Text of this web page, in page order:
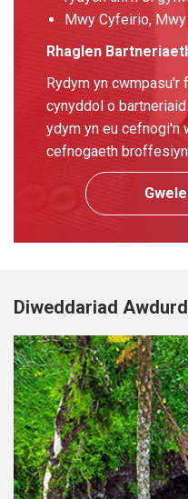
Mwy Cyfeirio,
Rhaglen
Rydym yn cwmpasu'r
cynyddol o
ydym yn eu cefnogi'n
cefnogaeth
Diweddariad